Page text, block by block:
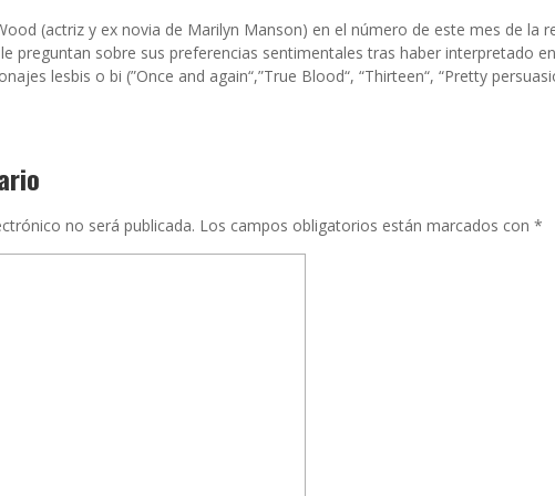
(actriz y ex novia de Marilyn Manson) en el número de este mes de la
le preguntan sobre sus preferencias sentimentales tras haber interpretado
lesbis o bi (”Once and again“,”True Blood“, “Thirteen“, “Pretty
no será publicada. Los campos obligatorios están marcados con *